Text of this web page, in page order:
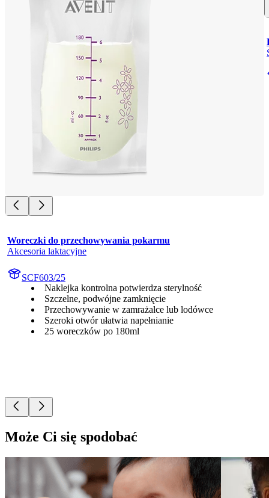
Woreczki do przechowywania pokarmu
Akcesoria laktacyjne
SCF603/25
Naklejka kontrolna potwierdza sterylność
Szczelne, podwójne zamknięcie
Przechowywanie w zamrażalce lub lodówce
Szeroki otwór ułatwia napełnianie
25 woreczków po 180ml
Może Ci się spodobać